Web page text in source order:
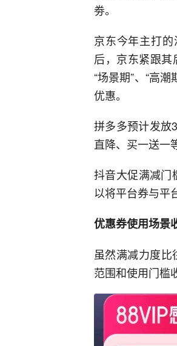
劵。
京东今年主打
后，京东紧跟其
“场景期”、“高
优惠。
拼多多预计发放
直降、买一送一
抖音大促满减门
以将平台券与平
优惠券使用场景
虽然满减力度比
范围和使用门槛